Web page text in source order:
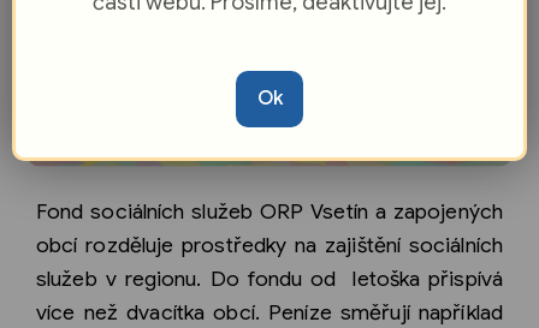
Fond sociálních služeb ORP Vsetín a zapojených
obcí rozděluje prostředky na zajištění sociálních
služeb v regionu. Do fondu od letoška přispívá
více než dvacítka obcí. Peníze směřují například
Ok